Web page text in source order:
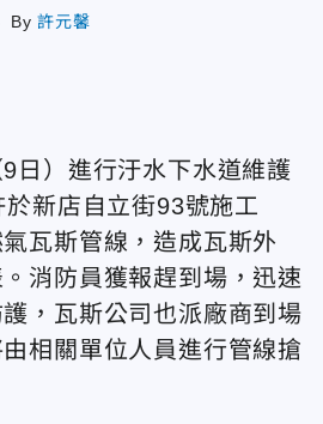
By許元馨
日）進行汙水下水道維護
新店自立街93號施工
瓦斯管線，造成瓦斯外
消防員獲報趕到場，迅速
，瓦斯公司也派廠商到場
相關單位人員進行管線搶